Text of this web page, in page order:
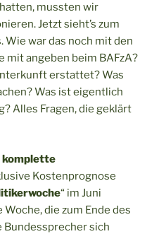
mussten wir
Jetzt sieht’s zum
Wie war das noch mit den
mit angeben beim BAFzA?
erstattet? Was
Was ist eigentlich
Alles Fragen, die geklärt
komplette
Kostenprognose
“ im Juni
die zum Ende des
sich